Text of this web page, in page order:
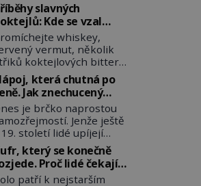
slavných
Kde se vzal
a Bloody
whiskey,
vermut, několik
koktejlových bitters
led, sceďte, ozdobte
třešinkou a
Manhattan je tu! A
to má být skutečně
dejte si pozor, ať místo
americké rye
či klidně
nepoužijete
skotskou whisku. Co se
která chutná po
Jak znechucený
vymyslel brčko
je brčko naprostou
Jenže ještě
19. století lidé upíjejí
i koktejly dutými
žita nebo žitné
Fungují sice dobře,
ale jednu
který se konečně
Proč lidé čekají
kolečka téměř pět
patří k nejstarším